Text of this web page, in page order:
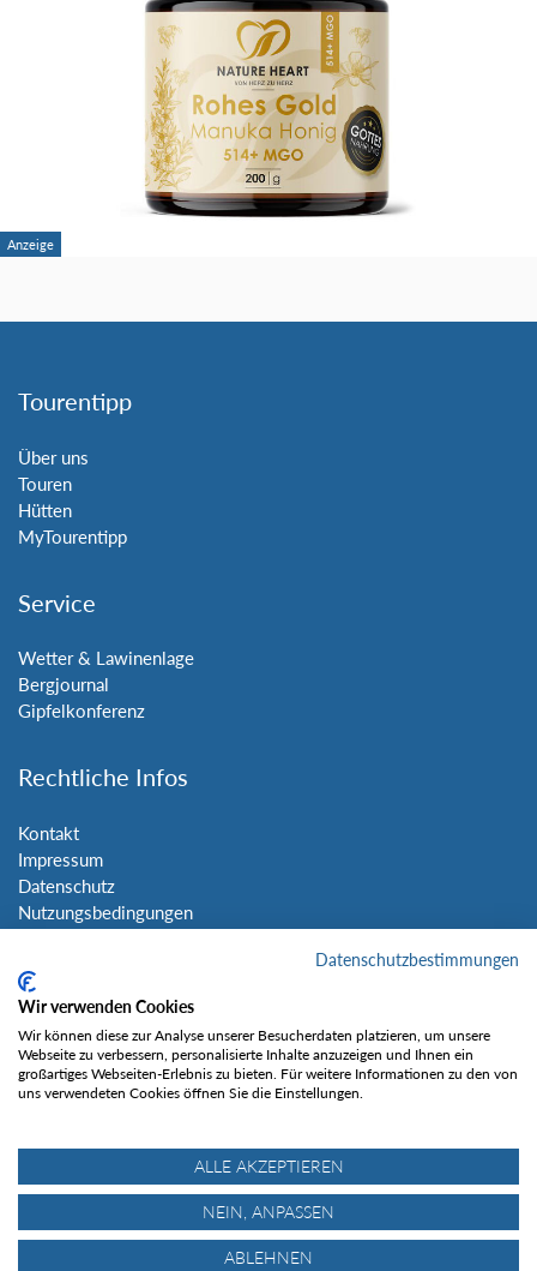
Tourentipp
Über uns
Touren
Hütten
MyTourentipp
Service
Wetter & Lawinenlage
Bergjournal
Gipfelkonferenz
Rechtliche Infos
Kontakt
Impressum
Datenschutz
Nutzungsbedingungen
Social Media
Gefällt mir
Datenschutzbestimmungen
Wir verwenden Cookies
Wir können diese zur Analyse unserer Besucherdaten platzieren, um unsere
Webseite zu verbessern, personalisierte Inhalte anzuzeigen und Ihnen ein
großartiges Webseiten-Erlebnis zu bieten. Für weitere Informationen zu den von
uns verwendeten Cookies öffnen Sie die Einstellungen.
ALLE AKZEPTIEREN
NEIN, ANPASSEN
ABLEHNEN